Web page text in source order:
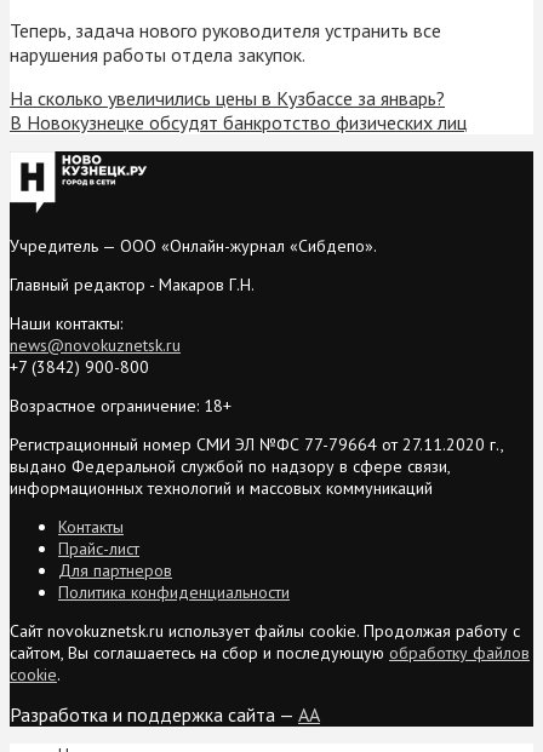
Теперь, задача нового руководителя устранить все
нарушения работы отдела закупок.
На сколько увеличились цены в Кузбассе за январь?
В Новокузнецке обсудят банкротство физических лиц
Учредитель — ООО «Онлайн-журнал «Сибдепо».
Главный редактор - Макаров Г.Н.
Наши контакты:
news@novokuznetsk.ru
+7 (3842) 900-800
Возрастное ограничение: 18+
Регистрационный номер СМИ ЭЛ №ФС 77-79664 от 27.11.2020 г.,
выдано Федеральной службой по надзору в сфере связи,
информационных технологий и массовых коммуникаций
Контакты
Прайс-лист
Для партнеров
Политика конфиденциальности
Сайт novokuznetsk.ru использует файлы cookie. Продолжая работу с
сайтом, Вы соглашаетесь на сбор и последующую обработку файлов
cookie.
Разработка и поддержка сайта — AA